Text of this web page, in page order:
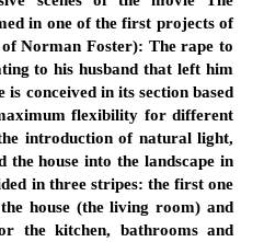
in one of the first projects of
Norman Foster): The rape to
to his husband that left him
conceived in its section based
flexibility for different
introduction of natural light,
the house into the landscape in
in three stripes: the first one
house (the living room) and
the kitchen, bathrooms and